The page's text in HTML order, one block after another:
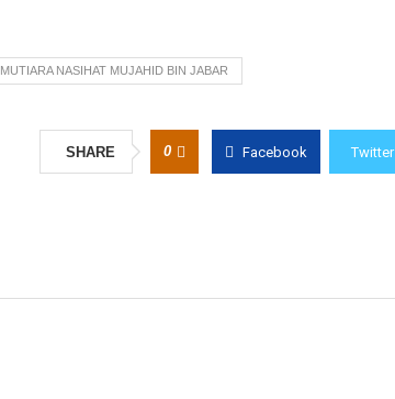
MUTIARA NASIHAT MUJAHID BIN JABAR
SHARE 0 Facebook Twitter